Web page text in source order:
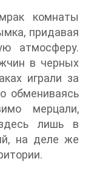
комнаты
придавая
атмосферу.
в черных
играли за
обмениваясь
мерцали,
лишь в
на деле же